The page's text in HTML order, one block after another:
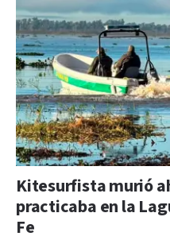
Kitesurfista murió
practicaba en la
Fe